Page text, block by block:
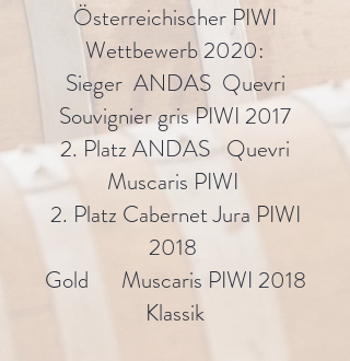
Österreichischer PIWI
Wettbewerb 2020:
Sieger ANDAS Quevri
Souvignier gris PIWI 2017
2. Platz ANDAS Quevri
Muscaris PIWI
2. Platz Cabernet Jura PIWI
2018
Gold Muscaris PIWI 2018
Klassik